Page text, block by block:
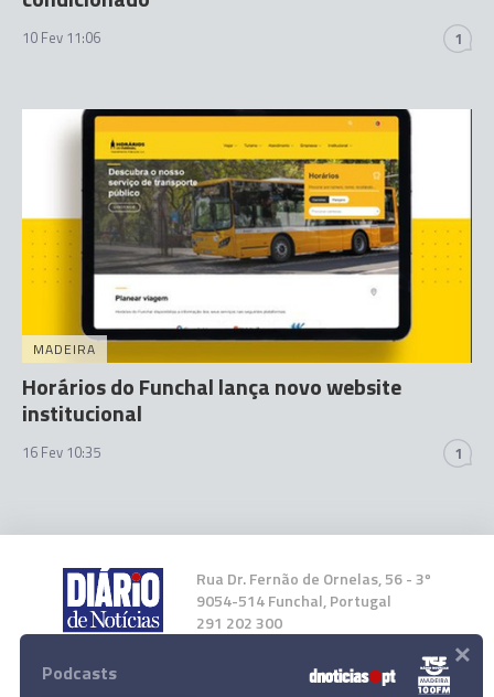
10 Fev 11:06 1
MADEIRA
Horários do Funchal lança novo website
institucional
16 Fev 10:35 1
Rua Dr. Fernão de Ornelas, 56 - 3º
9054-514 Funchal, Portugal
291 202 300
Instale a nossa App
Podcasts ×